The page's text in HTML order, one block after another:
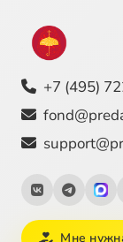
+7 (495)
Мне